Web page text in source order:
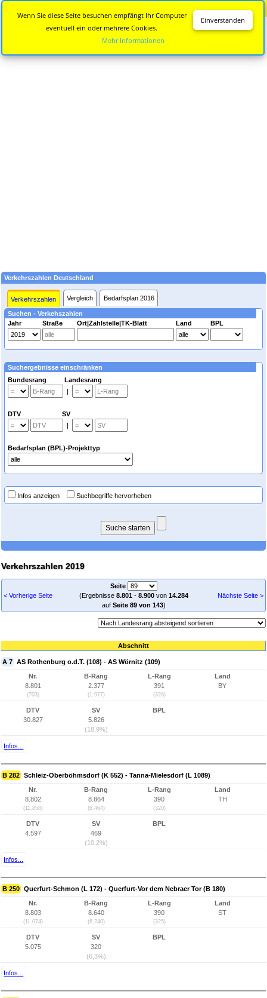
Verkehrszahlen Deutschland
Verkehrszahlen Vergleich Bedarfsplan 2016
Suchen - Verkehszahlen
Jahr
Straße Ort|Zählstelle|TK-Blatt Land BPL
Suchergebnisse einschränken
Bundesrang Landesrang
|
DTV SV
|
Bedarfsplan (BPL)-Projekttyp
Infos anzeigen Suchbegriffe hervorheben
Verkehrszahlen 2019
< Vorherige Seite
Seite
(Ergebnisse 8.801- 8.900von 14.284
auf Seite 89 von 143)
Nächste Seite >
Abschnitt
A 7 AS Rothenburg o.d.T. (108) - AS Wörnitz (109)
Nr.
8.801
(703)
B-Rang
2.377
(1.977)
L-Rang
391
(328)
Land
BY
DTV
30.827
SV
5.826
(18,9%)
BPL
Infos...
B 282 Schleiz-Oberböhmsdorf (K 552) - Tanna-Mielesdorf (L 1089)
Nr.
8.802
(11.858)
B-Rang
8.864
(6.464)
L-Rang
390
(320)
Land
TH
DTV
4.597
SV
469
(10,2%)
BPL
Infos...
B 250 Querfurt-Schmon (L 172) - Querfurt-Vor dem Nebraer Tor (B 180)
Nr.
8.803
(11.074)
B-Rang
8.640
(6.240)
L-Rang
390
(325)
Land
ST
DTV
5.075
SV
320
(6,3%)
BPL
Infos...
Einverstanden
Wenn Sie diese Seite besuchen empfängt Ihr Computer
eventuell ein oder mehrere Cookies.
Mehr Informationen